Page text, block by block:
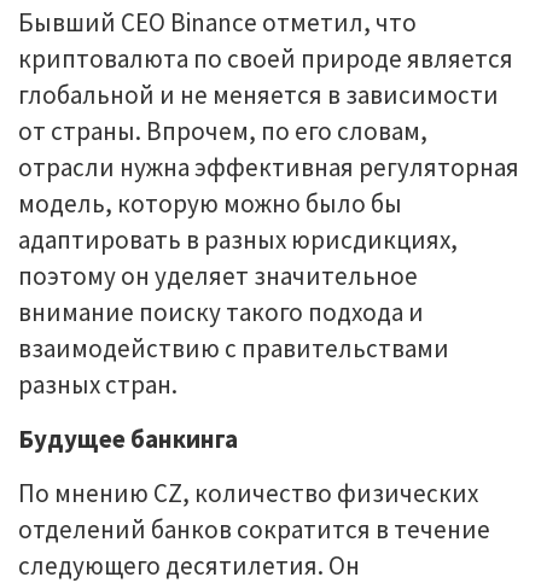
Бывший CEO Binance отметил, что
криптовалюта по своей природе является
глобальной и не меняется в зависимости
от страны. Впрочем, по его словам,
отрасли нужна эффективная регуляторная
модель, которую можно было бы
адаптировать в разных юрисдикциях,
поэтому он уделяет значительное
внимание поиску такого подхода и
взаимодействию с правительствами
разных стран.
Будущее банкинга
По мнению CZ, количество физических
отделений банков сократится в течение
следующего десятилетия. Он